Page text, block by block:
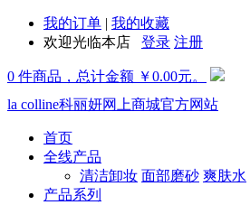
我的订单 | 我的收藏
欢迎光临本店 登录 注册
0 件商品，总计金额 ￥0.00元。
la colline科丽妍网上商城官方网站
首页
全线产品
清洁卸妆 面部磨砂 爽肤水
产品系列